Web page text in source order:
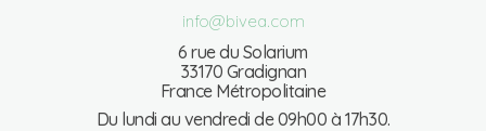
info@bivea.com
6 rue du Solarium
33170 Gradignan
France Métropolitaine
Du lundi au vendredi de 09h00 à 17h30.